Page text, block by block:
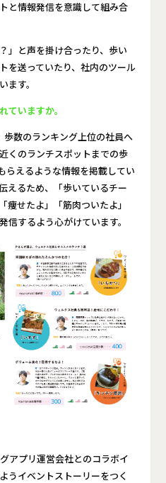
と情報発信を意識して組み合
」と声を掛け合ったり、歩い
を送っていたり、社内のツール
ます。
ていますか。
数のランキング上位の社員へ
くのランチスポットまでの歩
らえるような情報を掲載してい
えるため、「歩いているチー
痩せたよ」「筋肉ついたよ」
信するよう心がけています。
アプリ運営会社とのコラボイ
うイベントストーリーをつく